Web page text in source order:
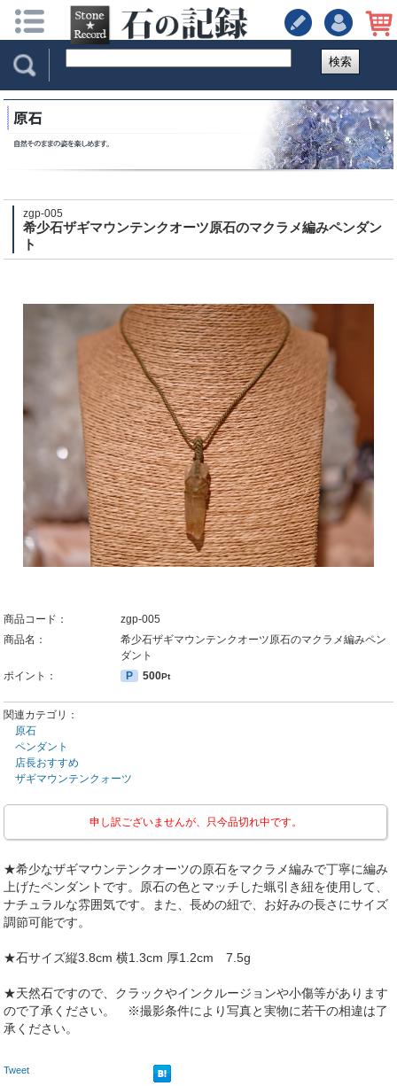
検索
zgp-005
希少石ザギマウンテンクオーツ原石のマクラメ編みペンダン
ト
商品コード：
zgp-005
商品名：
希少石ザギマウンテンクオーツ原石のマクラメ編みペン
ダント
ポイント：
P 500Pt
関連カテゴリ：
原石
ペンダント
店長おすすめ
ザギマウンテンクォーツ
申し訳ございませんが、只今品切れ中です。
★希少なザギマウンテンクオーツの原石をマクラメ編みで丁寧に編み
上げたペンダントです。原石の色とマッチした蝋引き紐を使用して、
ナチュラルな雰囲気です。また、長めの紐で、お好みの長さにサイズ
調節可能です。
★石サイズ縦3.8cm 横1.3cm 厚1.2cm 7.5g
★天然石ですので、クラックやインクルージョンや小傷等があります
ので了承ください。 ※撮影条件により写真と実物に若干の相違は了
承ください。
Tweet